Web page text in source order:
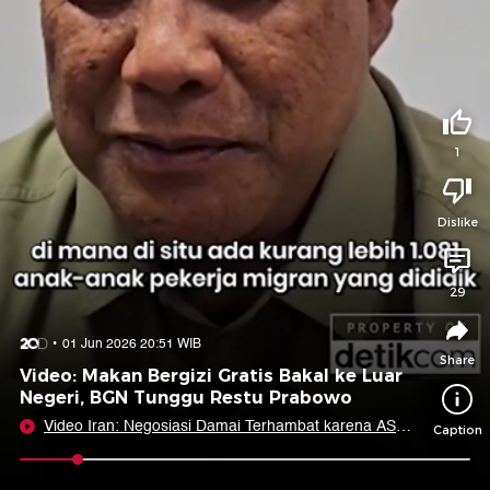
1
Dislike
29
Share
Caption
01 Jun 2026 20:51 WIB
Video: Makan Bergizi Gratis Bakal ke Luar
Negeri, BGN Tunggu Restu Prabowo
Video Iran: Negosiasi Damai Terhambat karena AS
Facebook X Whatsapp Telegram
Copy Embed &
Caption
Suka video ini?
Login untuk menyampaikan pendapat.
Masuk
Tidak suka video ini?
Login untuk menyampaikan pendapat.
Masuk